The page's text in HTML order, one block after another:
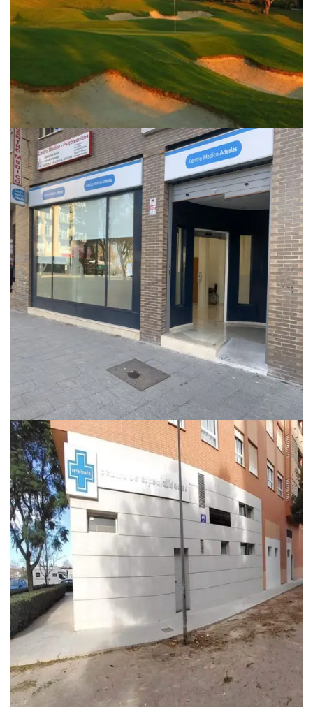
DEPORTIVO
CLUB DE GOLF VALLE ROMANO
SANITARIO
CLÍNICA ADESLAS JAÉN